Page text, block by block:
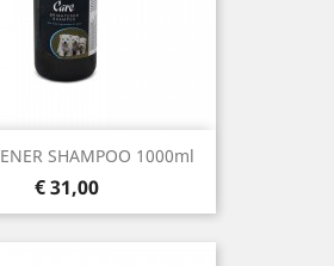
SHAMPOO 1000ml
Prijs
€ 31,00